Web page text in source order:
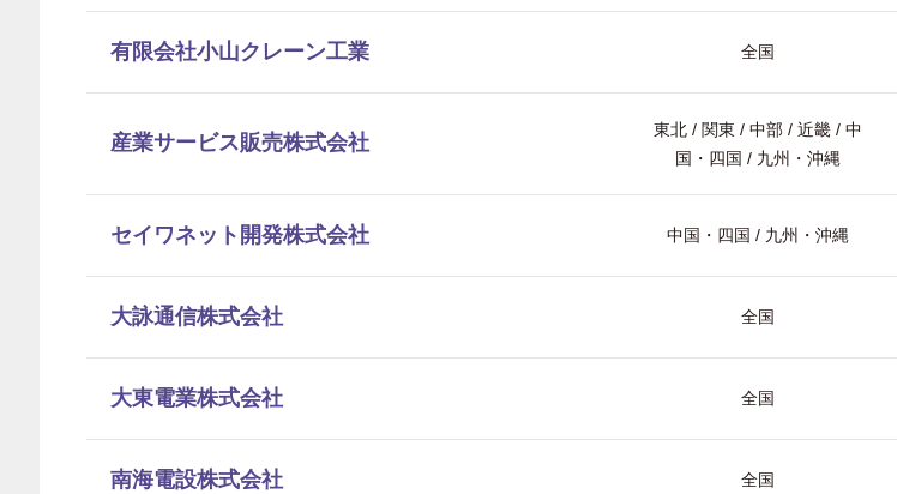
有限会社小山クレーン工業 全国
産業サービス販売株式会社
東北 / 関東 / 中部 / 近畿 / 中
国・四国 / 九州・沖縄
セイワネット開発株式会社 中国・四国 / 九州・沖縄
大詠通信株式会社 全国
大東電業株式会社 全国
南海電設株式会社 全国